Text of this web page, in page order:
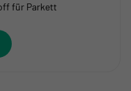
für Parkett